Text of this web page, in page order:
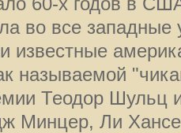
во все западные
известные
называемой
Теодор Шульц
Минцер, Ли